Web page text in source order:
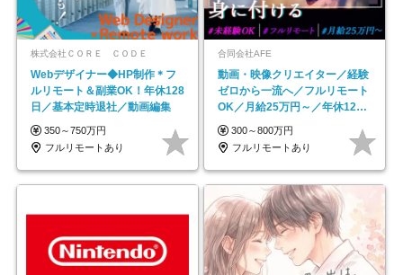
株式会社ＣＯＲＥ ＣＯＤＥ
Webデザイナー◆HP制作＊フ
ルリモート＆副業OK！年休128
日／基本定時退社／動画編集
350～750万円
フルリモートあり
合同会社AFE
動画・映像クリエイター／経験
ゼロから一流へ／フルリモート
OK／月給25万円～／年休125
日以上
300～800万円
フルリモートあり